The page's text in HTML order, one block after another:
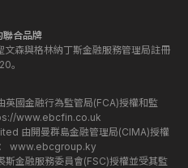
聯合品牌
森與格林納丁斯金融服務管理局註冊
。
國金融行為監管局(FCA)授權和監
www.ebcfin.co.uk
由開曼群島金融管理局(CIMA)授權
www.ebcgroup.ky
金融服務委員會(FSC)授權並受其監